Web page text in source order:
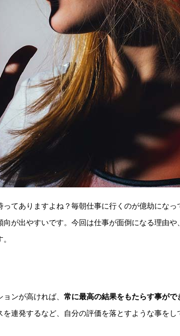
ってありますよね？毎朝仕事に行くのが億劫にな
向が出やすいです。今回は仕事が面倒になる理由
ンが高ければ、 常に最高の結果をもたらす事がで
連発するなど、自分の評価を落とすような事をし